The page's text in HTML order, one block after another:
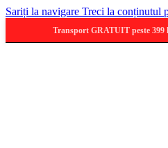
Sariți la navigare Treci la conținutul
Transport GRATUIT peste 399